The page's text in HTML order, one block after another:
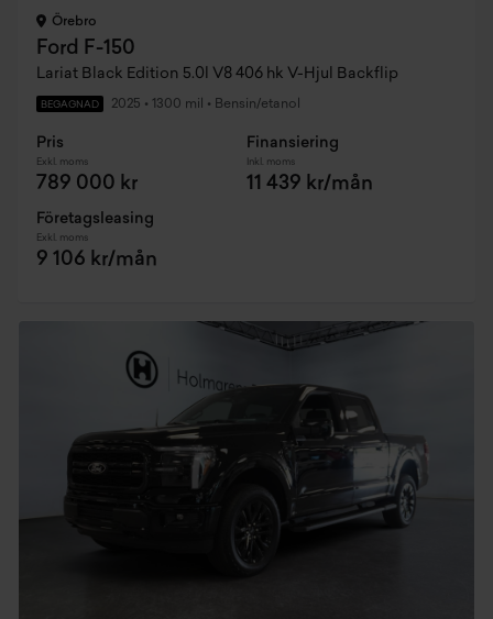
Örebro
Ford F-150
Lariat Black Edition 5.0l V8 406 hk V-Hjul Backflip
BEGAGNAD 2025 • 1300 mil • Bensin/etanol
Pris
Exkl. moms
789 000 kr
Finansiering
Inkl. moms
11 439 kr/mån
Företagsleasing
Exkl. moms
9 106 kr/mån